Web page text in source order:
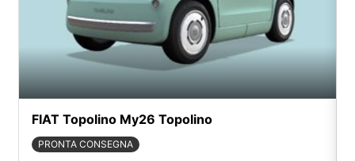
FIAT Topolino My26 Topolino
PRONTA CONSEGNA